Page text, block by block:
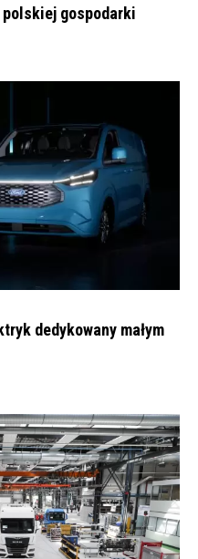
gospodarki
dedykowany małym